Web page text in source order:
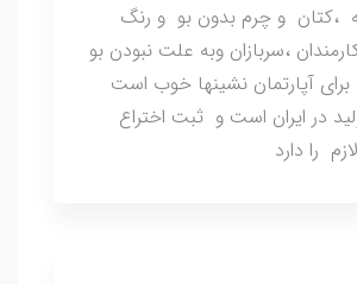
،کتان و چرم بدون بو و رنگ
،سربازان وبه علت نبودن بو
آپارتمان نشینها خوب است
در ایران است و ثبت اختراع
را دارد